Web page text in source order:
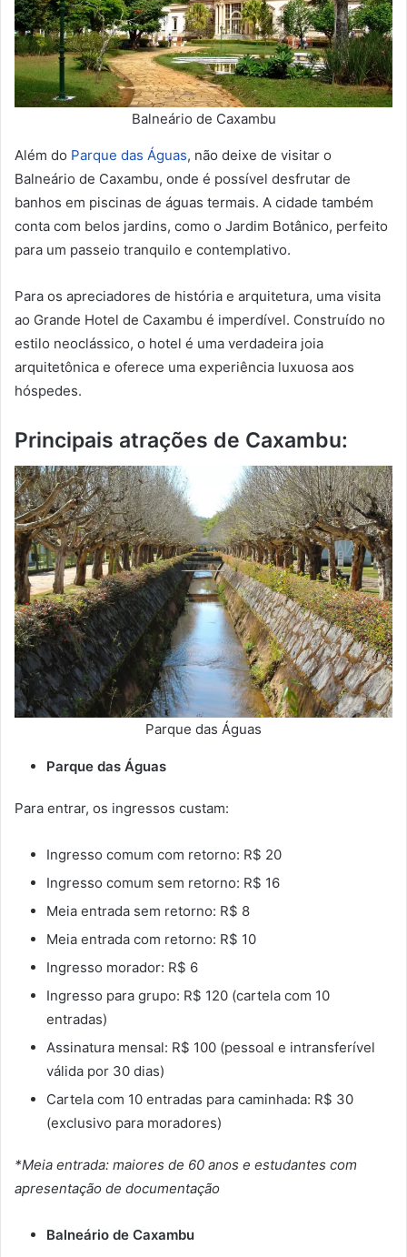
Balneário de Caxambu
Além do Parque das Águas, não deixe de visitar o
Balneário de Caxambu, onde é possível desfrutar de
banhos em piscinas de águas termais. A cidade também
conta com belos jardins, como o Jardim Botânico, perfeito
para um passeio tranquilo e contemplativo.
Para os apreciadores de história e arquitetura, uma visita
ao Grande Hotel de Caxambu é imperdível. Construído no
estilo neoclássico, o hotel é uma verdadeira joia
arquitetônica e oferece uma experiência luxuosa aos
hóspedes.
Principais atrações de Caxambu:
Parque das Águas
Parque das Águas
Para entrar, os ingressos custam:
Ingresso comum com retorno: R$ 20
Ingresso comum sem retorno: R$ 16
Meia entrada sem retorno: R$ 8
Meia entrada com retorno: R$ 10
Ingresso morador: R$ 6
Ingresso para grupo: R$ 120 (cartela com 10
entradas)
Assinatura mensal: R$ 100 (pessoal e intransferível
válida por 30 dias)
Cartela com 10 entradas para caminhada: R$ 30
(exclusivo para moradores)
*Meia entrada: maiores de 60 anos e estudantes com
apresentação de documentação
Balneário de Caxambu